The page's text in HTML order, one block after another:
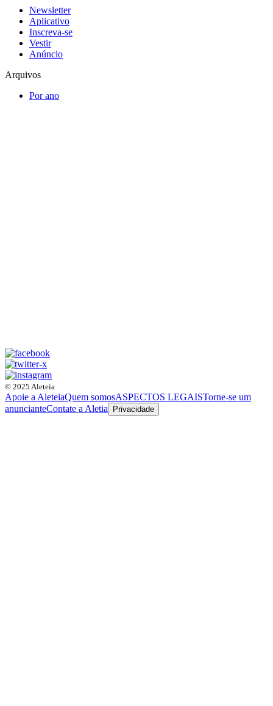
Newsletter
Aplicativo
Inscreva-se
Vestir
Anúncio
Arquivos
Por ano
© 2025 Aleteia
Apoie a AleteiaQuem somosASPECTOS LEGAISTorne-se um
anuncianteContate a Aletia Privacidade